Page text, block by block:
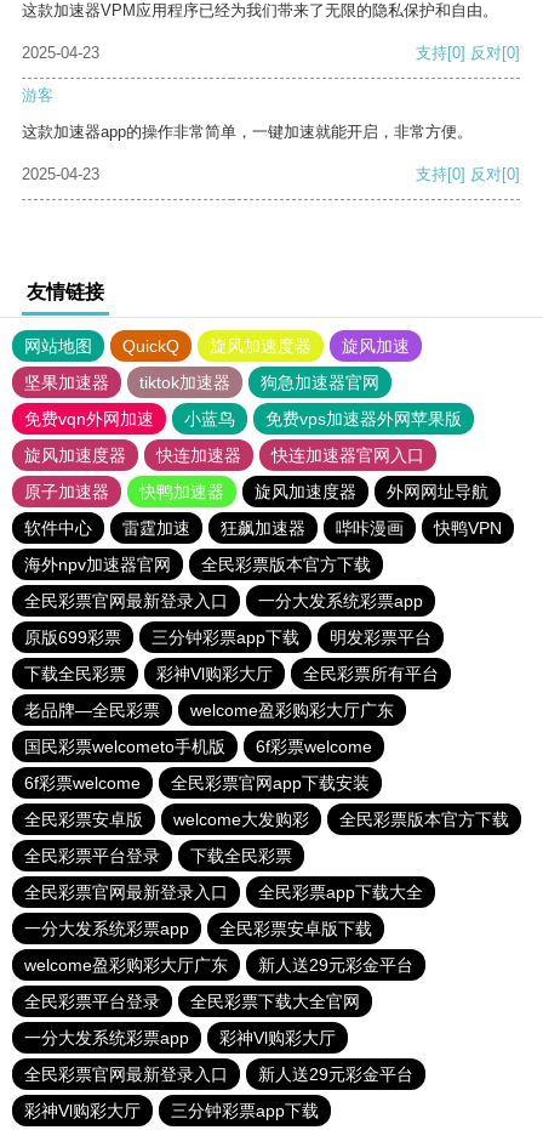
这款加速器VPM应用程序已经为我们带来了无限的隐私保护和自由。
2025-04-23 支持[0] 反对[0]
游客
这款加速器app的操作非常简单，一键加速就能开启，非常方便。
2025-04-23 支持[0] 反对[0]
友情链接
网站地图 QuickQ 旋风加速度器
旋风加速
坚果加速器
tiktok加速器
狗急加速器官网
免费vqn外网加速
小蓝鸟
免费vps加速器外网苹果版
旋风加速度器
快连加速器
快连加速器官网入口
原子加速器
快鸭加速器 旋风加速度器
外网网址导航
软件中心
雷霆加速 狂飙加速器 哔咔漫画
快鸭VPN
海外npv加速器官网
全民彩票版本官方下载
全民彩票官网最新登录入口
一分大发系统彩票app
原版699彩票
三分钟彩票app下载
明发彩票平台
下载全民彩票
彩神Vl购彩大厅
全民彩票所有平台
老品牌—全民彩票
welcome盈彩购彩大厅广东
国民彩票welcometo手机版
6f彩票welcome
6f彩票welcome
全民彩票官网app下载安装
全民彩票安卓版
welcome大发购彩
全民彩票版本官方下载
全民彩票平台登录
下载全民彩票
全民彩票官网最新登录入口
全民彩票app下载大全
一分大发系统彩票app
全民彩票安卓版下载
welcome盈彩购彩大厅广东
新人送29元彩金平台
全民彩票平台登录
全民彩票下载大全官网
一分大发系统彩票app
彩神Vl购彩大厅
全民彩票官网最新登录入口
新人送29元彩金平台
彩神Vl购彩大厅
三分钟彩票app下载